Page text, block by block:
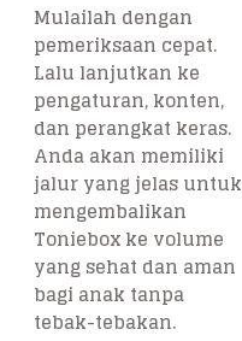
Mulailah dengan
pemeriksaan cepat.
Lalu lanjutkan ke
pengaturan, konten,
dan perangkat keras.
Anda akan memiliki
jalur yang jelas untuk
mengembalikan
Toniebox ke volume
yang sehat dan aman
bagi anak tanpa
tebak-tebakan.